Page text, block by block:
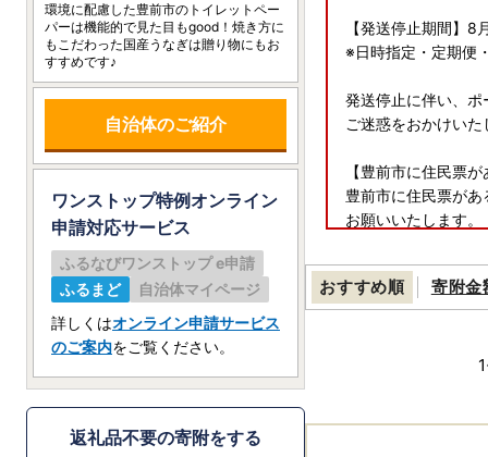
【発送停止期間】8
※日時指定・定期便
発送停止に伴い、
ご迷惑をおかけい
【豊前市に住民票
豊前市に住民票が
お願いいたします。
【受領証明書の送
2025年11月以降の
キ（はがきを剥が
【個人情報の取り
おすすめ順 寄附金
1
環境に配慮した豊前市のトイレットペー
パーは機能的で見た目もgood！焼き方に
もこだわった国産うなぎは贈り物にもお
すすめです♪
自治体のご紹介
ワンストップ特例オンライン
申請対応サービス
ふるなびワンストップ e申請
ふるまど
自治体マイページ
詳しくはオンライン申請サービス
のご案内をご覧ください。
返礼品不要の寄附をする